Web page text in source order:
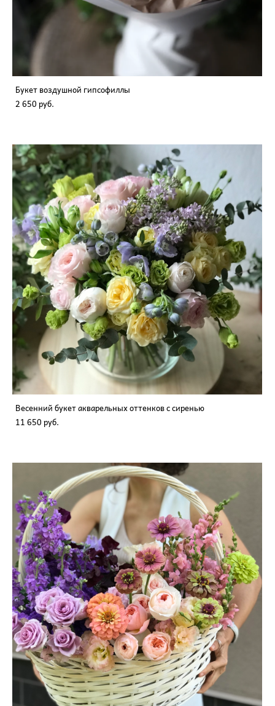
Букет воздушной гипсофиллы
2 650 pуб.
Весенний букет акварельных оттенков с сиренью
11 650 pуб.